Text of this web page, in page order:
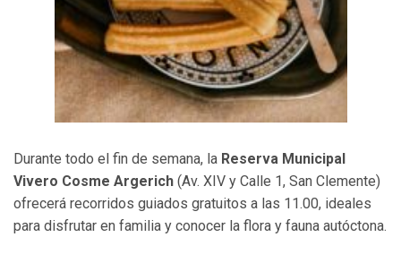
Durante todo el fin de semana, la Reserva Municipal
Vivero Cosme Argerich (Av. XIV y Calle 1, San Clemente)
ofrecerá recorridos guiados gratuitos a las 11.00, ideales
para disfrutar en familia y conocer la flora y fauna autóctona.